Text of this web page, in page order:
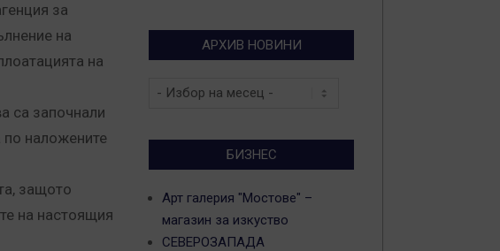
за
на
на
са започнали
наложените
защото
на настоящия
АРХИВ НОВИНИ
Архив
БИЗНЕС
Арт галерия "Мостове" –
магазин за изкуство
СЕВЕРОЗАПАДА